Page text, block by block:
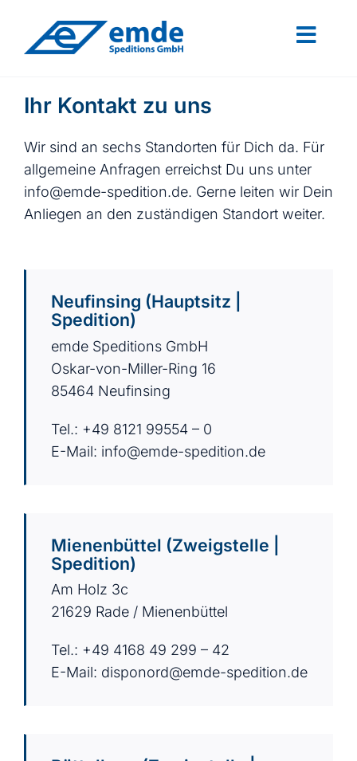
content
Über uns
Kontakt
Ihr Kontakt zu uns
Wir sind an sechs Standorten für Dich da. Für
allgemeine Anfragen erreichst Du uns unter
info@emde-spedition.de. Gerne leiten wir Dein
Anliegen an den zuständigen Standort weiter.
Neufinsing (Hauptsitz |
Spedition)
emde Speditions GmbH
Oskar-von-Miller-Ring 16
85464 Neufinsing
Tel.: +49 8121 99554 – 0
E-Mail: info@emde-spedition.de
Mienenbüttel (Zweigstelle |
Spedition)
Am Holz 3c
21629 Rade / Mienenbüttel
Tel.: +49 4168 49 299 – 42
E-Mail: disponord@emde-spedition.de